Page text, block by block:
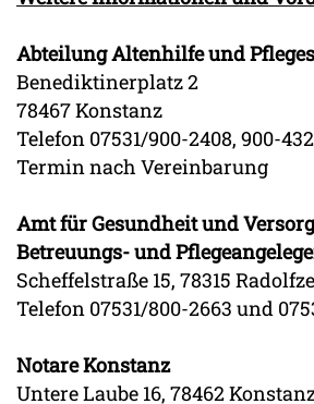
Abteilung Altenhilfe und
Benediktinerplatz 2
78467 Konstanz
Telefon 07531/900-2408, 900-
Termin nach Vereinbarung
Amt für Gesundheit und
Betreuungs- und
Scheffelstraße 15, 78315
Telefon 07531/800-2663 und
Notare Konstanz
Untere Laube 16, 78462